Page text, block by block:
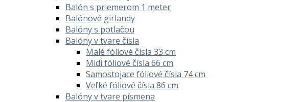
Balón s priemerom 1 meter
Balónové girlandy
Balóny s potlačou
Balóny v tvare čísla
Malé fóliové čísla 33 cm
Midi fóliové čísla 66 cm
Samostojace fóliové čísla 74 cm
Veľké fóliové čísla 86 cm
Balóny v tvare písmena